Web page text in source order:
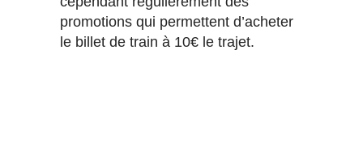
promotions qui permettent d’acheter
le billet de train à 10€ le trajet.